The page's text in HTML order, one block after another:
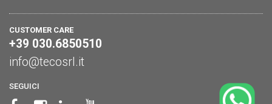
CUSTOMER CARE
+39 030.6850510
info@tecosrl.it
SEGUICI